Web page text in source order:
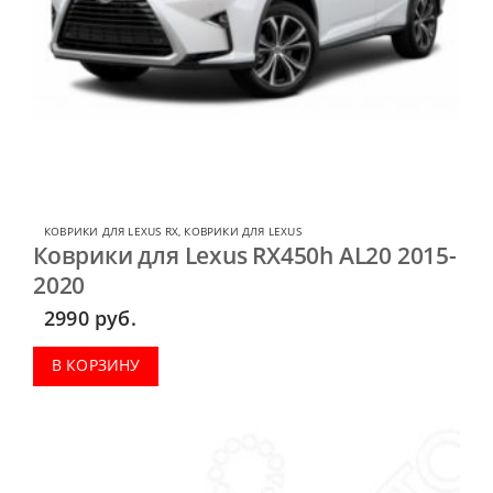
КОВРИКИ ДЛЯ LEXUS RX, КОВРИКИ ДЛЯ LEXUS
Коврики для Lexus RX450h AL20 2015-
2020
2990 руб.
В КОРЗИНУ